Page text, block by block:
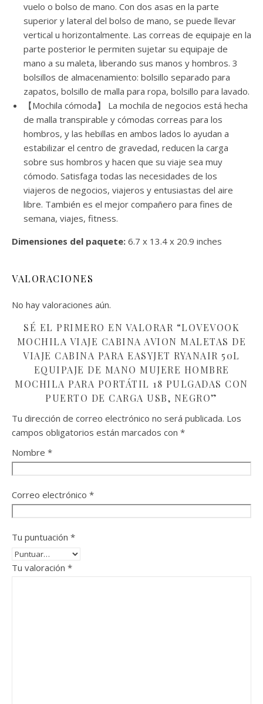
vuelo o bolso de mano. Con dos asas en la parte
superior y lateral del bolso de mano, se puede llevar
vertical u horizontalmente. Las correas de equipaje en la
parte posterior le permiten sujetar su equipaje de
mano a su maleta, liberando sus manos y hombros. 3
bolsillos de almacenamiento: bolsillo separado para
zapatos, bolsillo de malla para ropa, bolsillo para lavado.
【Mochila cómoda】 La mochila de negocios está hecha
de malla transpirable y cómodas correas para los
hombros, y las hebillas en ambos lados lo ayudan a
estabilizar el centro de gravedad, reducen la carga
sobre sus hombros y hacen que su viaje sea muy
cómodo. Satisfaga todas las necesidades de los
viajeros de negocios, viajeros y entusiastas del aire
libre. También es el mejor compañero para fines de
semana, viajes, fitness.
Dimensiones del paquete: 6.7 x 13.4 x 20.9 inches
VALORACIONES
No hay valoraciones aún.
SÉ EL PRIMERO EN VALORAR “LOVEVOOK
MOCHILA VIAJE CABINA AVION MALETAS DE
VIAJE CABINA PARA EASYJET RYANAIR 50L
EQUIPAJE DE MANO MUJERE HOMBRE
MOCHILA PARA PORTÁTIL 18 PULGADAS CON
PUERTO DE CARGA USB, NEGRO”
Tu dirección de correo electrónico no será publicada. Los
campos obligatorios están marcados con *
Nombre *
Correo electrónico *
Tu puntuación *
Tu valoración *